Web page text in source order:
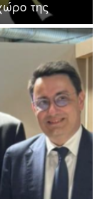
της